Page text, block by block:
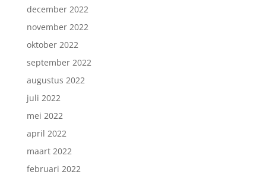
december 2022
november 2022
oktober 2022
september 2022
augustus 2022
juli 2022
mei 2022
april 2022
maart 2022
februari 2022